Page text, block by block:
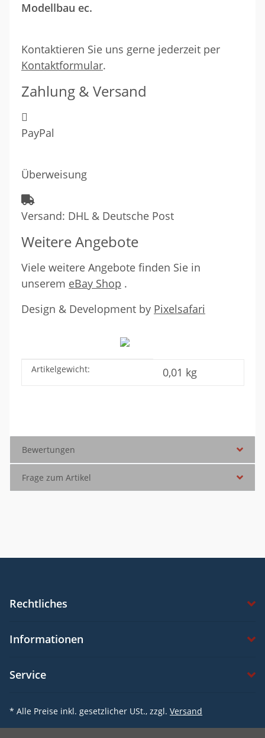
Modellbau ec.
Kontaktieren Sie uns gerne jederzeit per
Kontaktformular.
Zahlung & Versand
PayPal
Überweisung
Versand: DHL & Deutsche Post
Weitere Angebote
Viele weitere Angebote finden Sie in
unserem eBay Shop .
Design & Development by Pixelsafari
Produkteigenschaft
Wert
Artikelgewicht: 0,01 kg
Bewertungen
Frage zum Artikel
Rechtliches
Informationen
Service
* Alle Preise inkl. gesetzlicher USt., zzgl. Versand